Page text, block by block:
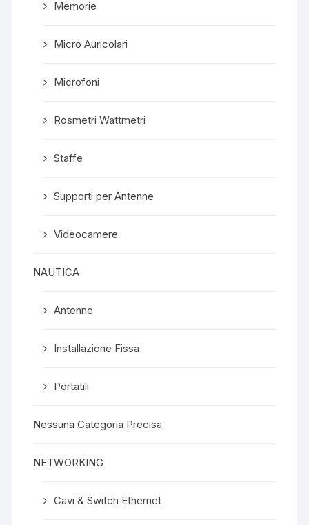
Memorie
Micro Auricolari
Microfoni
Rosmetri Wattmetri
Staffe
Supporti per Antenne
Videocamere
NAUTICA
Antenne
Installazione Fissa
Portatili
Nessuna Categoria Precisa
NETWORKING
Cavi & Switch Ethernet